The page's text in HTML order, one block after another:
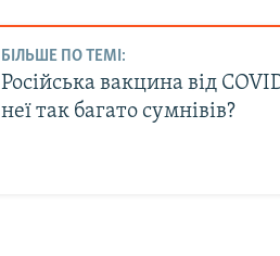
БІЛЬШЕ ПО ТЕМІ:
Російська вакцина від
неї так багато сумнівів?